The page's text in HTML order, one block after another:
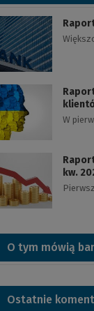
W
kw.
O tym mówią
Ostatnie